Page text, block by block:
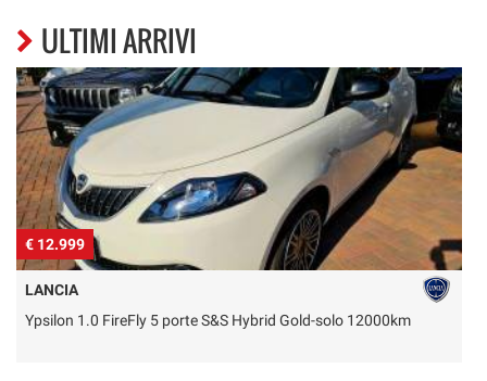
ULTIMI ARRIVI
€ 12.999
LANCIA
Ypsilon 1.0 FireFly 5 porte S&S Hybrid Gold-solo 12000km